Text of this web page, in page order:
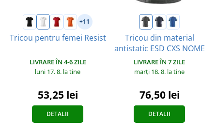
+11
Tricou pentru femei Resist
LIVRARE ÎN 4-6 ZILE
luni 17. 8. la tine
53,25 lei
DETALII
Tricou din material
antistatic ESD CXS NOME
LIVRARE ÎN 7 ZILE
marți 18. 8. la tine
76,50 lei
DETALII